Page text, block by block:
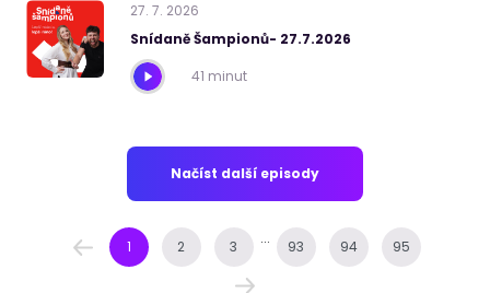
27. 7. 2026
Snídaně Šampionů- 27.7.2026
41 minut
Načíst další episody
1 2 3 ... 93 94 95